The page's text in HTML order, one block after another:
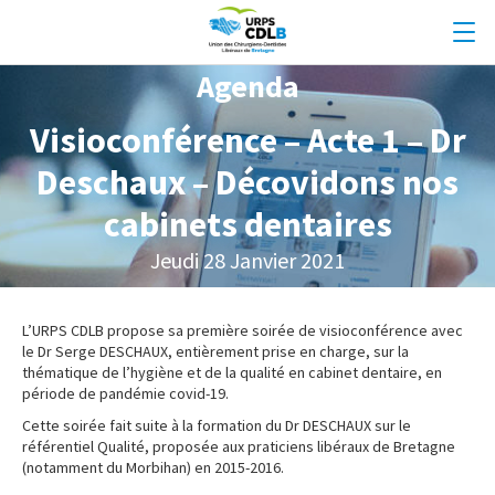
Agenda
Visioconférence – Acte 1 – Dr
Deschaux – Décovidons nos
cabinets dentaires
Jeudi 28 Janvier 2021
L’URPS CDLB propose sa première soirée de visioconférence avec
le Dr Serge DESCHAUX, entièrement prise en charge, sur la
thématique de l’hygiène et de la qualité en cabinet dentaire, en
période de pandémie covid-19.
Cette soirée fait suite à la formation du Dr DESCHAUX sur le
référentiel Qualité, proposée aux praticiens libéraux de Bretagne
(notamment du Morbihan) en 2015-2016.